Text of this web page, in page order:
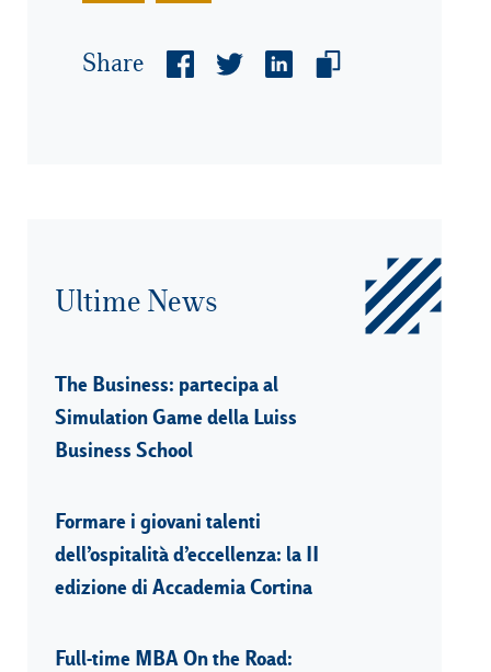
Share
Ultime News
The Business: partecipa al
Simulation Game della Luiss
Business School
Formare i giovani talenti
dell’ospitalità d’eccellenza: la II
edizione di Accademia Cortina
Full-time MBA On the Road: